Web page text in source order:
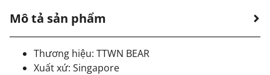
Mô tả sản phẩm
Thương hiệu: TTWN BEAR
Xuất xứ: Singapore